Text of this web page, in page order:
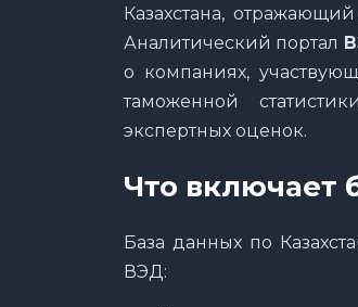
Казахстана,
Аналитический портал
о компаниях,
таможенной
экспертных оценок.
Что включает
База данных по
ВЭД: